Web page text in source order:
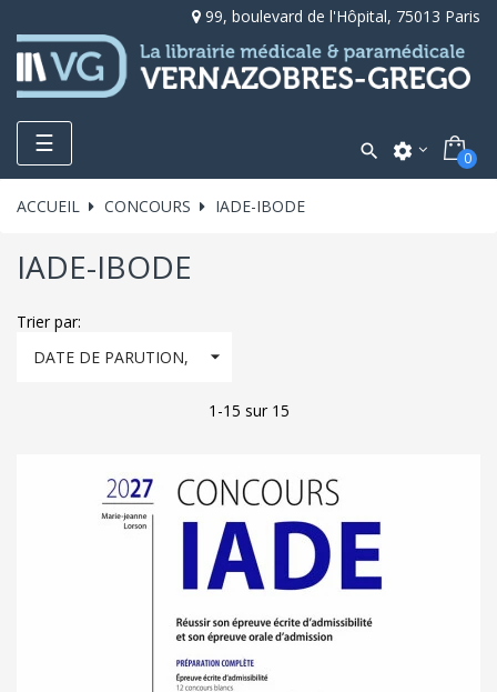
99, boulevard de l'Hôpital, 75013 Paris
Toggle
navigation
☰  settings 0
ACCUEIL CONCOURS IADE-IBODE
IADE-IBODE
Trier par:
DATE DE PARUTION,

1-15 sur 15